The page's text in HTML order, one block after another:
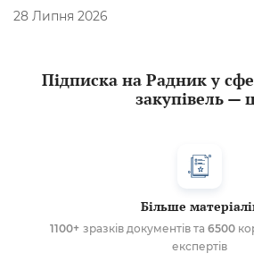
28 Липня 2026
Підписка на Радник у
закупівель —
Більше
1100+ зразків документів та 6500
експертів